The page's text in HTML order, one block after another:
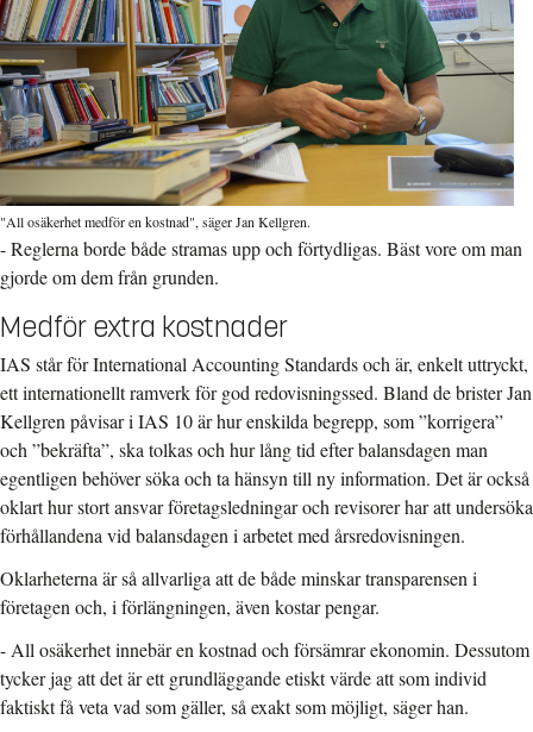
"All osäkerhet medför en kostnad", säger Jan Kellgren.
- Reglerna borde både stramas upp och förtydligas. Bäst vore om man
gjorde om dem från grunden.
Medför extra kostnader
IAS står för International Accounting Standards och är, enkelt uttryckt,
ett internationellt ramverk för god redovisningssed. Bland de brister Jan
Kellgren påvisar i IAS 10 är hur enskilda begrepp, som ”korrigera”
och ”bekräfta”, ska tolkas och hur lång tid efter balansdagen man
egentligen behöver söka och ta hänsyn till ny information. Det är också
oklart hur stort ansvar företagsledningar och revisorer har att undersöka
förhållandena vid balansdagen i arbetet med årsredovisningen.
Oklarheterna är så allvarliga att de både minskar transparensen i
företagen och, i förlängningen, även kostar pengar.
- All osäkerhet innebär en kostnad och försämrar ekonomin. Dessutom
tycker jag att det är ett grundläggande etiskt värde att som individ
faktiskt få veta vad som gäller, så exakt som möjligt, säger han.